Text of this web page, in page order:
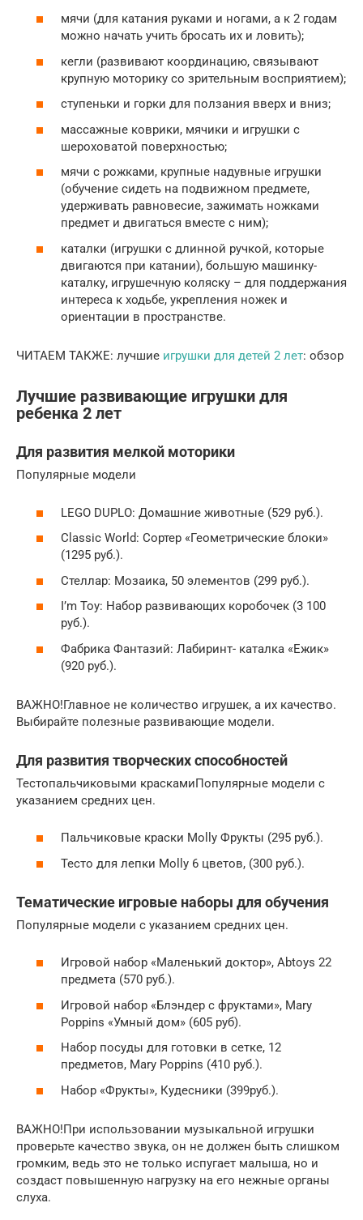
мячи (для катания руками и ногами, а к 2 годам
можно начать учить бросать их и ловить);
кегли (развивают координацию, связывают
крупную моторику со зрительным восприятием);
ступеньки и горки для ползания вверх и вниз;
массажные коврики, мячики и игрушки с
шероховатой поверхностью;
мячи с рожками, крупные надувные игрушки
(обучение сидеть на подвижном предмете,
удерживать равновесие, зажимать ножками
предмет и двигаться вместе с ним);
каталки (игрушки с длинной ручкой, которые
двигаются при катании), большую машинку-
каталку, игрушечную коляску – для поддержания
интереса к ходьбе, укрепления ножек и
ориентации в пространстве.
ЧИТАЕМ ТАКЖЕ: лучшие игрушки для детей 2 лет: обзор
Лучшие развивающие игрушки для
ребенка 2 лет
Для развития мелкой моторики
Популярные модели
LEGO DUPLO: Домашние животные (529 руб.).
Classic World: Сортер «Геометрические блоки»
(1295 руб.).
Стеллар: Мозаика, 50 элементов (299 руб.).
I’m Toy: Набор развивающих коробочек (3 100
руб.).
Фабрика Фантазий: Лабиринт- каталка «Ежик»
(920 руб.).
ВАЖНО!Главное не количество игрушек, а их качество.
Выбирайте полезные развивающие модели.
Для развития творческих способностей
Тестопальчиковыми краскамиПопулярные модели с
указанием средних цен.
Пальчиковые краски Molly Фрукты (295 руб.).
Тесто для лепки Molly 6 цветов, (300 руб.).
Тематические игровые наборы для обучения
Популярные модели с указанием средних цен.
Игровой набор «Маленький доктор», Abtoys 22
предмета (570 руб.).
Игровой набор «Блэндер с фруктами», Mary
Poppins «Умный дом» (605 руб).
Набор посуды для готовки в сетке, 12
предметов, Mary Poppins (410 руб.).
Набор «Фрукты», Кудесники (399руб.).
ВАЖНО!При использовании музыкальной игрушки
проверьте качество звука, он не должен быть слишком
громким, ведь это не только испугает малыша, но и
создаст повышенную нагрузку на его нежные органы
слуха.